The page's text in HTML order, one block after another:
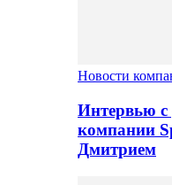
Новости
Интервью с
компании
Дмитрием